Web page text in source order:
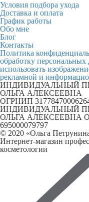
Условия подбора ухода
Доставка и оплата
График работы
Обо мне
Блог
Контакты
Политика
обработку
использовать
рекламной и
ИНДИВИДУАЛЬНЫЙ
ОЛЬГА АЛЕКСЕЕВНА
ОГРНИП
ИНДИВИДУАЛЬНЫЙ
ОЛЬГА АЛЕКСЕЕВНА
695000079797
© 2020 «Ольга
Интернет-магазин
косметологии